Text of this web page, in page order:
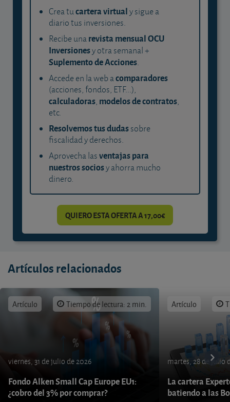
Crea tucartera virtualy sigue a
diario tus inversiones.
Recibe unarevista mensual OCU
Inversionesy otra semanal +
Suplemento de Acciones.
Accede en la web acomparadores
(acciones, fondos, ETF...),
calculadoras, modelos de contratos,
etc.
Resolvemos tus dudassobre
fiscalidad y derechos.
Aprovecha lasventajas para
nuestros sociosy ahorra mucho
dinero.
QUIERO ESTA OFERTA A 17,00€
Artículos relacionados
Artículo Tiempo de lectura: 2 min.
viernes, 31 de julio de 2026
Fondo Alken Small Cap Europe EU1:
¿cobro del 3% por comprar?
Artículo
martes, 28 de julio
La cartera
batiendo a las